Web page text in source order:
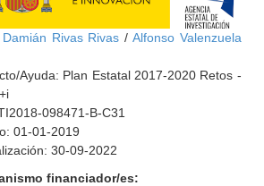
Damián Rivas Rivas /Alfonso Valenzuela
Ayuda: Plan Estatal 2017-2020 Retos -
098471-B-C31
01-01-2019
30-09-2022
financiador/es: